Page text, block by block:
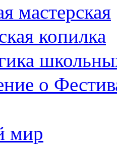
мастерская
копилка
о
мир